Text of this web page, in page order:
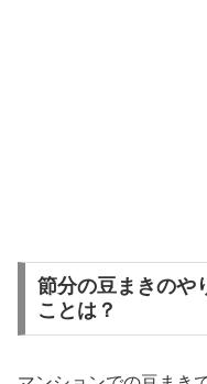
節分の豆まきのや
ことは？